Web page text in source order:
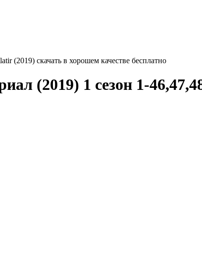
(2019) скачать в хорошем качестве бесплатно
(2019) 1 сезон 1-